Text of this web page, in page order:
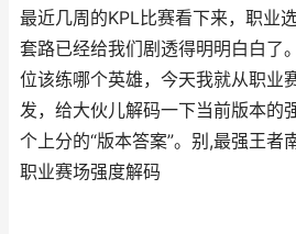
最近几周的KPL比赛看下来，职业
套路已经给我们剧透得明明白白了
位该练哪个英雄，今天我就从职业
发，给大伙儿解码一下当前版本的
个上分的“版本答案”。别,最强王者
职业赛场强度解码